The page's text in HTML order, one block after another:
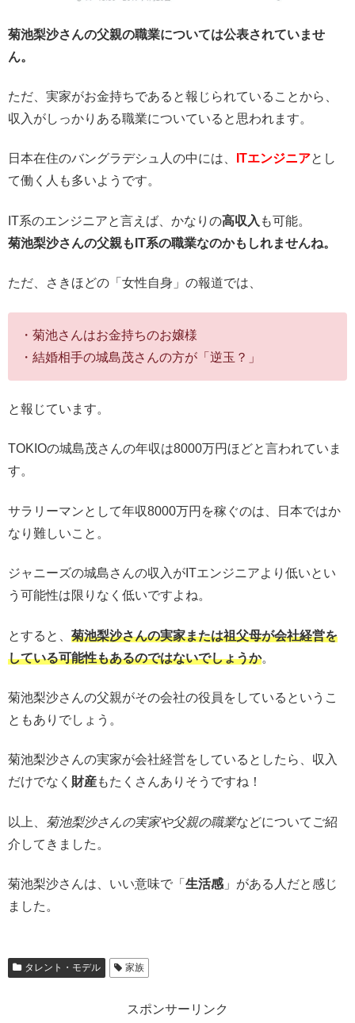
菊池梨沙さんの父親の職業については公表されていませ
ん。
ただ、実家がお金持ちであると報じられていることから、
収入がしっかりある職業についていると思われます。
日本在住のバングラデシュ人の中には、 ITエンジニアとし
て働く人も多いようです。
IT系のエンジニアと言えば、かなりの高収入 も可能。
菊池梨沙さんの父親もIT系の職業なのかもしれませんね。
ただ、さきほどの「女性自身」の報道では、
・菊池さんはお金持ちのお嬢様
・結婚相手の城島茂さんの方が「逆玉？」
と報じています。
TOKIOの城島茂さんの年収は8000万円ほどと言われていま
す。
サラリーマンとして年収8000万円を稼ぐのは、日本ではか
なり難しいこと。
ジャニーズの城島さんの収入がITエンジニアより低いとい
う可能性は限りなく低いですよね。
とすると、 菊池梨沙さんの実家または祖父母が会社経営を
している可能性もあるのではないでしょうか。
菊池梨沙さんの父親がその会社の役員をしているというこ
ともありでしょう。
菊池梨沙さんの実家が会社経営をしているとしたら、収入
だけでなく 財産もたくさんありそうですね！
以上、 菊池梨沙さんの実家や父親の職業などについてご紹
介してきました。
菊池梨沙さんは、いい意味で「 生活感 」がある人だと感じ
ました。
タレント・モデル 家族
スポンサーリンク